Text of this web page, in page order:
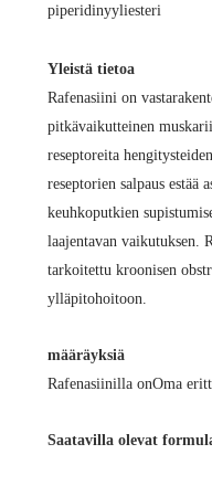
piperidinyyliesteri
Yleistä tietoa
Rafenasiini on
pitkävaikutteinen
reseptoreita
reseptorien salpaus estää
keuhkoputkien
laajentavan vaikutuksen.
tarkoitettu kroonisen
ylläpitohoitoon.
määräyksiä
Rafenasiinilla onOma
Saatavilla olevat